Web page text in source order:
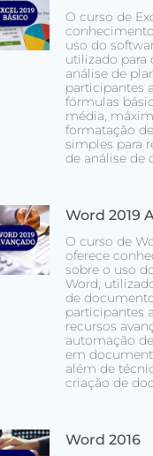
O curso de
uso do
utilizado para
análise de
participantes
fórmulas
média,
formatação
simples para
de análise de
Word 2019
O curso de
oferece
sobre o uso
Word,
de
participantes
recursos
automação
em
além de
criação de
Word 2016